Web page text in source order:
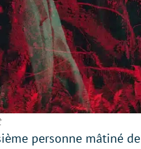
personne mâtiné de